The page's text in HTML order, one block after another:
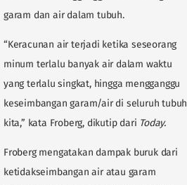
garam dan air dalam tubuh.
“Keracunan air terjadi ketika seseorang
minum terlalu banyak air dalam waktu
yang terlalu singkat, hingga mengganggu
keseimbangan garam/air di seluruh tubuh
kita,” kata Froberg, dikutip dari Today.
Froberg mengatakan dampak buruk dari
ketidakseimbangan air atau garam